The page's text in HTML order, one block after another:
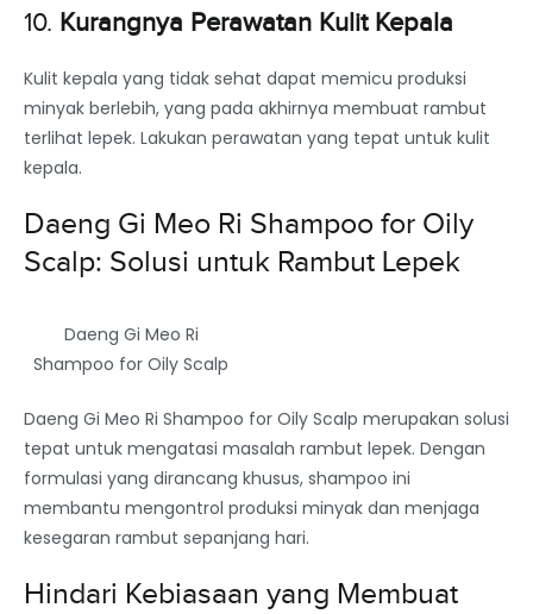
10. Kurangnya Perawatan Kulit Kepala
Kulit kepala yang tidak sehat dapat memicu produksi
minyak berlebih, yang pada akhirnya membuat rambut
terlihat lepek. Lakukan perawatan yang tepat untuk kulit
kepala.
Daeng Gi Meo Ri Shampoo for Oily
Scalp: Solusi untuk Rambut Lepek
Daeng Gi Meo Ri
Shampoo for Oily Scalp
Daeng Gi Meo Ri Shampoo for Oily Scalp merupakan solusi
tepat untuk mengatasi masalah rambut lepek. Dengan
formulasi yang dirancang khusus, shampoo ini
membantu mengontrol produksi minyak dan menjaga
kesegaran rambut sepanjang hari.
Hindari Kebiasaan yang Membuat